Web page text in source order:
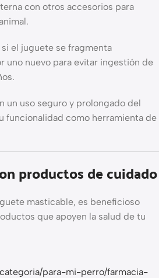
con otros accesorios para
si el juguete se fragmenta
uno nuevo para evitar ingestión de
un uso seguro y prolongado del
funcionalidad como herramienta de
productos de cuidado
masticable, es beneficioso
que apoyen la salud de tu
para-mi-perro/farmacia-